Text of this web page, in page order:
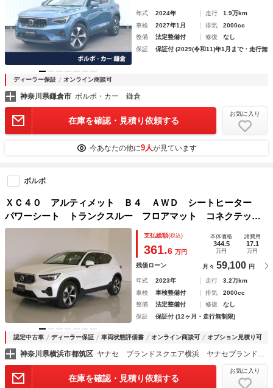
年式 2024年 走行
1.9万km
車検
2027年1月 排気
2000cc
整備
法定整備付 修復
なし
保証
保証付 (2029(令和11)年1月まで・走行無
ディーラー保証 オンライン商談可
神奈川県鎌倉市 ボルボ・カー 鎌倉
在庫を確認・見積り依頼する
お気に入り
今あなたの他に9人が見ています
ボルボ
ＸＣ４０ アルティメット Ｂ４ ＡＷＤ シートヒーター
パワーシート トランクスルー フロアマット コネクテッド
機能 ナビ 音楽プレーヤー接続 Ｂｌｕｅｔｏｏｔｈ接続
ＥＴＣ ＬＥＤヘッドライト 電動リアゲート 全周囲カメ
ラ フロントカメラ
支払総額(税込)
361.6 万円
本体価格
344.5
万円
諸費用
17.1
万円
残価ローン 月々 59,100 円
年式 2023年 走行
3.2万km
車検
車検整備付 排気
2000cc
整備
法定整備付 修復
なし
保証
保証付 (12ヶ月・走行無制限)
認定中古車 ディーラー保証 車両状態評価書 オンライン商談可 オプション見積り可
神奈川県横浜市都筑区
在庫を確認・見積り依頼する
お気に入り